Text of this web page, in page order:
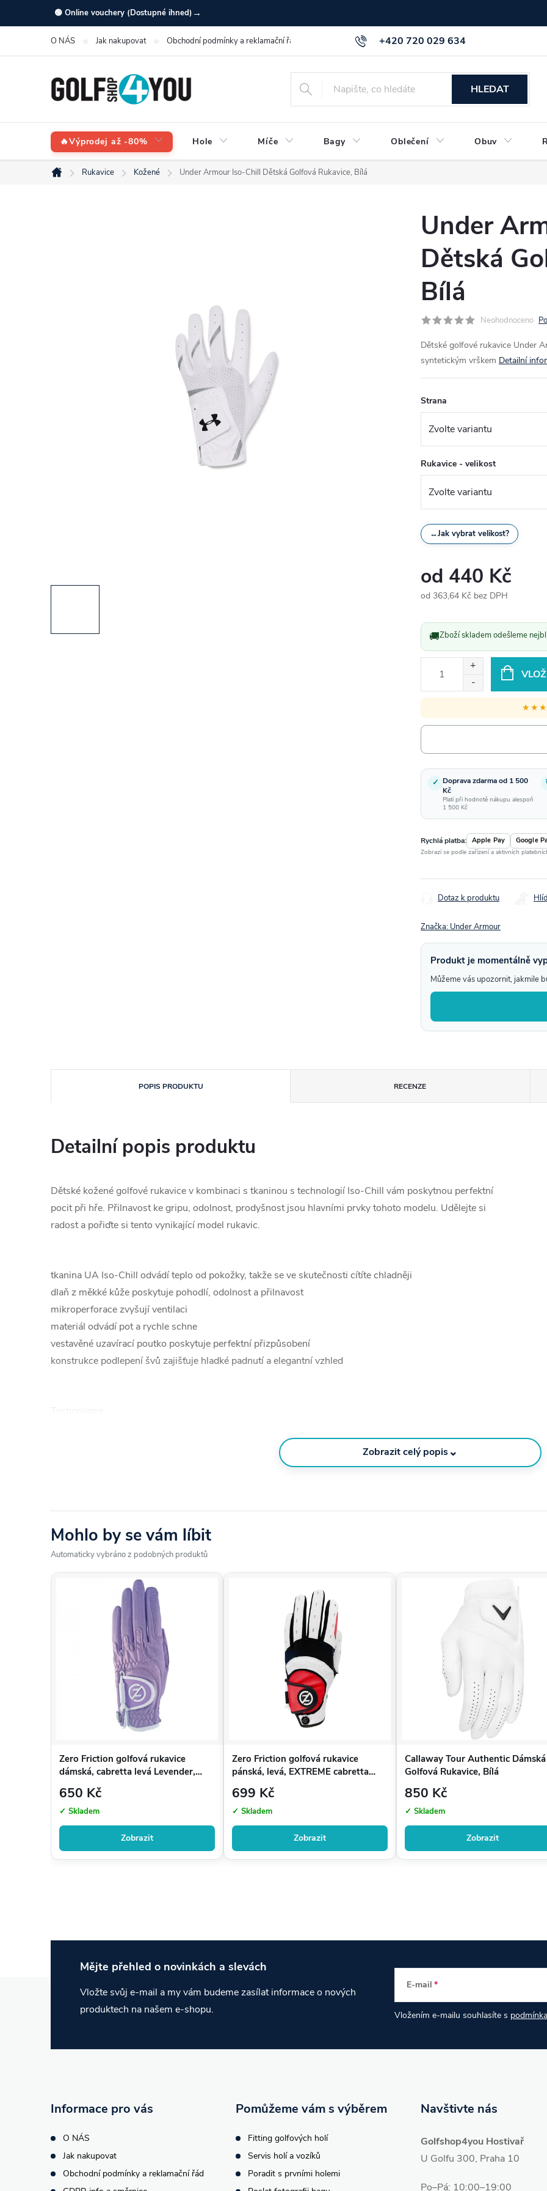
na
🟢 Online vouchery (Dostupné ihned) →
+420 720 029 634
O NÁS Jak nakupovat Obchodní podmínky a reklamační řád GDPR info a směrnice Kontakt
HLEDAT
🔥Výprodej až -80% Hole Míče Bagy Oblečení Obuv
Domů
Rukavice Kožené Under Armour Iso-Chill Dětská Golfová Rukavice, Bílá
Under
Dětská
Bílá
Neohodnoceno
Dětské golfové rukavice Under
syntetickým vrškem Detailní
Strana
Rukavice - velikost
↔Jak vybrat velikost?
od 440 Kč
od 363,64 Kč bez DPH
cena:
🚚Zboží skladem odešleme
✓ Doprava zdarma od 1 500
Kč
Platí při hodnotě nákupu alespoň
1 500 Kč
Rychlá platba: Apple Pay Google
Zobrazí se podle zařízení a aktivních
Dotaz k produktu
Značka: Under Armour
Produkt je momentálně
Můžeme vás upozornit, jakmile
POPIS PRODUKTU RECENZE
Detailní popis produktu
Dětské kožené golfové rukavice v kombinaci s tkaninou s technologií Iso-Chill vám poskytnou perfektní
pocit při hře. Přilnavost ke gripu, odolnost, prodyšnost jsou hlavními prvky tohoto modelu. Udělejte si
radost a pořiďte si tento vynikající model rukavic.
tkanina UA Iso-Chill odvádí teplo od pokožky, takže se ve skutečnosti cítíte chladněji
dlaň z měkké kůže poskytuje pohodlí, odolnost a přilnavost
mikroperforace zvyšují ventilaci
materiál odvádí pot a rychle schne
vestavěné uzavírací poutko poskytuje perfektní přizpůsobení
konstrukce podlepení švů zajišťuje hladké padnutí a elegantní vzhled
Zobrazit celý popis⌄
Mohlo by se vám líbit
Automaticky vybráno z podobných produktů
Zero Friction golfová rukavice
dámská, cabretta levá Levender,
ONE SIZE
650 Kč
✓ Skladem
Zobrazit
Zero Friction golfová rukavice
pánská, levá, EXTREME cabretta
Red/wht/Blk, ONE SIZE
699 Kč
✓ Skladem
Zobrazit
Callaway Tour Authentic Dámská
Golfová Rukavice, Bílá
850 Kč
✓ Skladem
Zobrazit
Mějte přehled o novinkách a slevách
Vložte svůj e-mail a my vám budeme zasílat informace o nových
produktech na našem e-shopu.
E-mail
Vložením e-mailu souhlasíte s
Informace pro vás
O NÁS
Jak nakupovat
Obchodní podmínky a reklamační řád
Navštivte nás
Golfshop4you Hostivař
U Golfu 300, Praha 10
Po–Pá: 10:00–19:00
Pomůžeme vám s výběrem
Fitting golfových holí
Servis holí a vozíků
Poradit s prvními holemi